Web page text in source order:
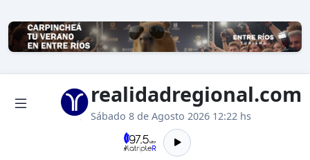
realidadregional.com
Sábado 8 de Agosto 2026 12:22 hs